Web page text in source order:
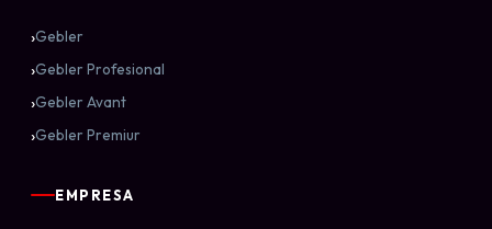
›Gebler
›Gebler Profesional
›Gebler Avant
›Gebler Premiur
EMPRESA